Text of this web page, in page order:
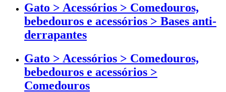
Gato > Acessórios > Comedouros,
bebedouros e acessórios > Bases anti-
derrapantes
Gato > Acessórios > Comedouros,
bebedouros e acessórios >
Comedouros